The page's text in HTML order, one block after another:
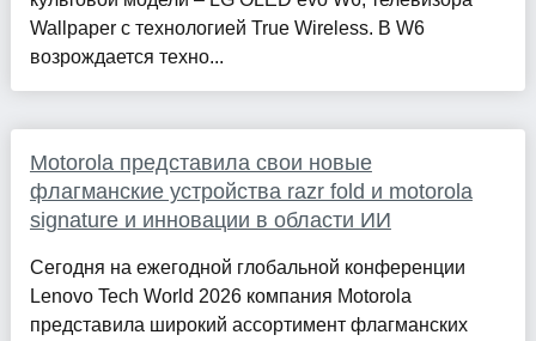
Wallpaper с технологией True Wireless. В W6
возрождается техно...
Motorola представила свои новые
флагманские устройства razr fold и motorola
signature и инновации в области ИИ
Сегодня на ежегодной глобальной конференции
Lenovo Tech World 2026 компания Motorola
представила широкий ассортимент флагманских